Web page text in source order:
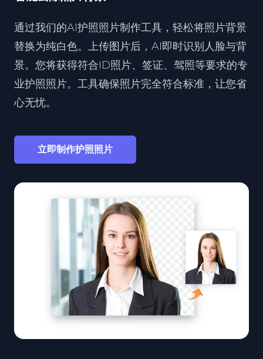
通过我们的AI护照照片制作工具，轻松将照片背景
替换为纯白色。上传图片后，AI即时识别人脸与背
景。您将获得符合ID照片、签证、驾照等要求的专
业护照照片。工具确保照片完全符合标准，让您省
心无忧。
立即制作护照照片